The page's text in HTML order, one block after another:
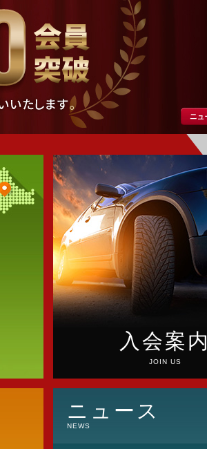
入会案内
JOIN US
ニュース
NEWS